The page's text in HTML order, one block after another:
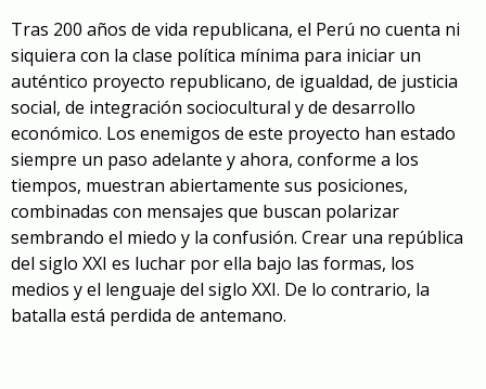
Tras 200 años de vida republicana, el Perú no cuenta ni
siquiera con la clase política mínima para iniciar un
auténtico proyecto republicano, de igualdad, de justicia
social, de integración sociocultural y de desarrollo
económico. Los enemigos de este proyecto han estado
siempre un paso adelante y ahora, conforme a los
tiempos, muestran abiertamente sus posiciones,
combinadas con mensajes que buscan polarizar
sembrando el miedo y la confusión. Crear una república
del siglo XXI es luchar por ella bajo las formas, los
medios y el lenguaje del siglo XXI. De lo contrario, la
batalla está perdida de antemano.